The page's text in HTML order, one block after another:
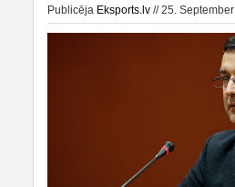
Publicēja Eksports.lv // 25.